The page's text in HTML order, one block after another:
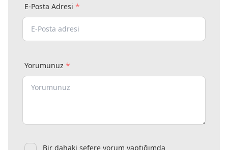
E-Posta Adresi *
Yorumunuz *
Bir dahaki sefere yorum yaptığımda